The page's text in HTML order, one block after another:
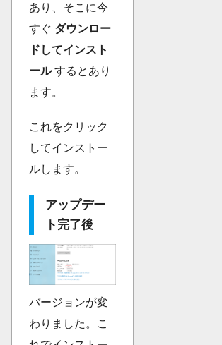
あり、そこに今
すぐ ダウンロー
ドしてインスト
ールするとあり
ます。
これをクリック
してインストー
ルします。
アップデー
ト完了後
バージョンが変
わりました。こ